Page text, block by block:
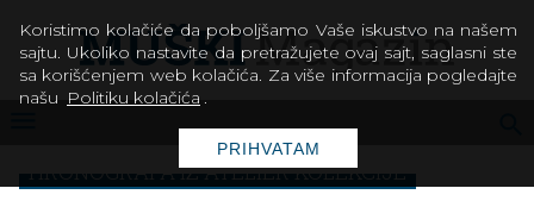
TIMEX PREDSTAVLJA DVA NOVA ŠVAJCARSKA
HRONOGRAFA IZ ATELIER KOLEKCIJE
Koristimo kolačiće da poboljšamo Vaše iskustvo na našem
sajtu. Ukoliko nastavite da pretražujete ovaj sajt, saglasni ste
sa korišćenjem web kolačića. Za više informacija pogledajte
našu Politiku kolačića .
PRIHVATAM